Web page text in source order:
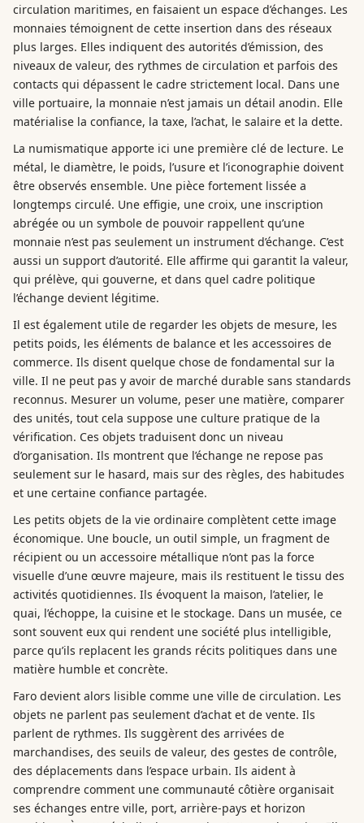
circulation maritimes, en faisaient un espace d’échanges. Les
monnaies témoignent de cette insertion dans des réseaux
plus larges. Elles indiquent des autorités d’émission, des
niveaux de valeur, des rythmes de circulation et parfois des
contacts qui dépassent le cadre strictement local. Dans une
ville portuaire, la monnaie n’est jamais un détail anodin. Elle
matérialise la confiance, la taxe, l’achat, le salaire et la dette.
La numismatique apporte ici une première clé de lecture. Le
métal, le diamètre, le poids, l’usure et l’iconographie doivent
être observés ensemble. Une pièce fortement lissée a
longtemps circulé. Une effigie, une croix, une inscription
abrégée ou un symbole de pouvoir rappellent qu’une
monnaie n’est pas seulement un instrument d’échange. C’est
aussi un support d’autorité. Elle affirme qui garantit la valeur,
qui prélève, qui gouverne, et dans quel cadre politique
l’échange devient légitime.
Il est également utile de regarder les objets de mesure, les
petits poids, les éléments de balance et les accessoires de
commerce. Ils disent quelque chose de fondamental sur la
ville. Il ne peut pas y avoir de marché durable sans standards
reconnus. Mesurer un volume, peser une matière, comparer
des unités, tout cela suppose une culture pratique de la
vérification. Ces objets traduisent donc un niveau
d’organisation. Ils montrent que l’échange ne repose pas
seulement sur le hasard, mais sur des règles, des habitudes
et une certaine confiance partagée.
Les petits objets de la vie ordinaire complètent cette image
économique. Une boucle, un outil simple, un fragment de
récipient ou un accessoire métallique n’ont pas la force
visuelle d’une œuvre majeure, mais ils restituent le tissu des
activités quotidiennes. Ils évoquent la maison, l’atelier, le
quai, l’échoppe, la cuisine et le stockage. Dans un musée, ce
sont souvent eux qui rendent une société plus intelligible,
parce qu’ils replacent les grands récits politiques dans une
matière humble et concrète.
Faro devient alors lisible comme une ville de circulation. Les
objets ne parlent pas seulement d’achat et de vente. Ils
parlent de rythmes. Ils suggèrent des arrivées de
marchandises, des seuils de valeur, des gestes de contrôle,
des déplacements dans l’espace urbain. Ils aident à
comprendre comment une communauté côtière organisait
ses échanges entre ville, port, arrière-pays et horizon